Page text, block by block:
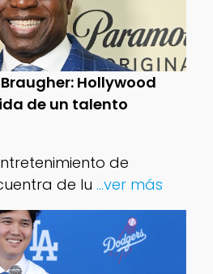
Hollywood
de un talento
de
de lu ...ver más